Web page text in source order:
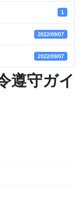
1
2022/09/07
2022/09/07
遵守ガイ